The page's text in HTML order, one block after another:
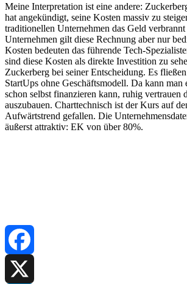
Meine Interpretation ist eine andere:
hat angekündigt, seine Kosten massiv zu
traditionellen Unternehmen das Geld
Unternehmen gilt diese Rechnung aber nur
Kosten bedeuten das führende Tech-
sind diese Kosten als direkte Investition zu
Zuckerberg bei seiner Entscheidung. Es
StartUps ohne Geschäftsmodell. Da kann man
schon selbst finanzieren kann, ruhig vertrauen
auszubauen. Charttechnisch ist der Kurs auf
Aufwärtstrend gefallen. Die
äußerst attraktiv: EK von über 80%.
Facebook